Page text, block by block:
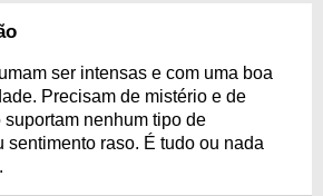
ser intensas e com uma boa
Precisam de mistério e de
nenhum tipo de
sentimento raso. É tudo ou nada